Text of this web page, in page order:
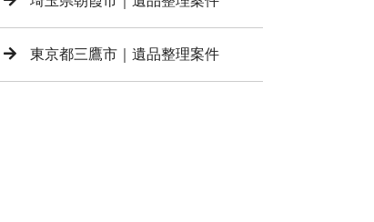
東京都三鷹市｜遺品整理案件